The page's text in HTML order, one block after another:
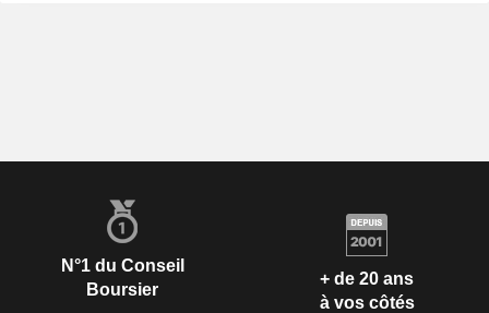
N°1 du Conseil
Boursier
+ de 20 ans
à vos côtés